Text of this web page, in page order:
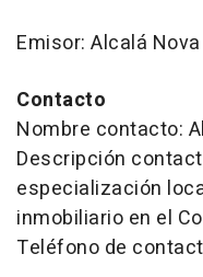
Emisor: Alcalá Nova
Contacto
Nombre contacto:
Descripción
especialización
inmobiliario en el
Teléfono de